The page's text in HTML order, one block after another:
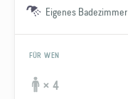
Eigenes Badezimmer
FÜR WEN
× 4